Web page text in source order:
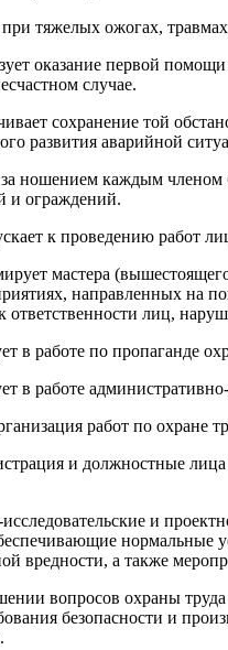
тяжелых ожогах,
оказание первой
случае.
сохранение той
развития аварийной
ношением каждым членом
и ограждений.
к проведению работ
мастера
направленных на
ответственности лиц,
в работе по пропаганде
в работе
работ по охране
и должностные
и
нормальные
вредности, а также
вопросов охраны
безопасности и